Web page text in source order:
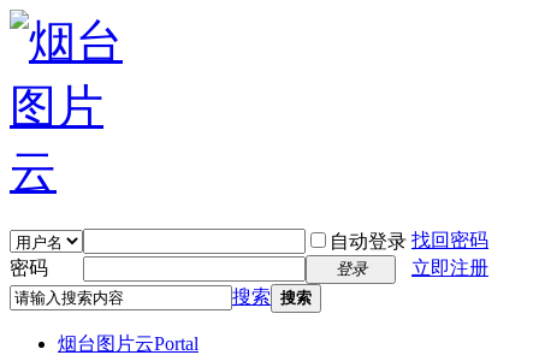
自动登录 找回密码
密码
登录
立即注册
搜索 搜索
烟台图片云Portal